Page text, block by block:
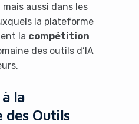
aussi dans les
la plateforme
la compétition
des outils d’IA
la
des Outils